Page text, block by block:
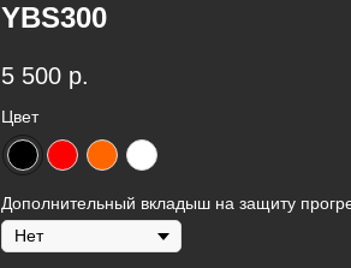
YBS300
5 500 р.
Цвет
Дополнительный вкладыш на защиту